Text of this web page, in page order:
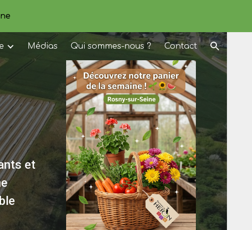
Médias Qui sommes-nous ? Contact
et